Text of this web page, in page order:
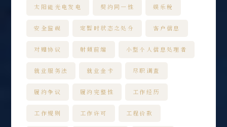
太阳能光电发电 契约同一性 娱乐税
安全监视 定暂时状态之处分 客户信息
对赌协议 射頻前端 小型个人信息处理者
就业服务法 就业金卡 尽职调查
履约争议 履约完整性 工作经历
工作规则 工作许可 工程价款